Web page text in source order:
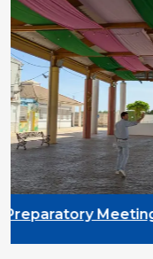
for the 25th